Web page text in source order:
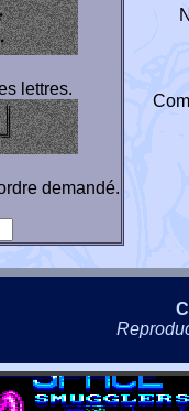
lettres.
demandé.